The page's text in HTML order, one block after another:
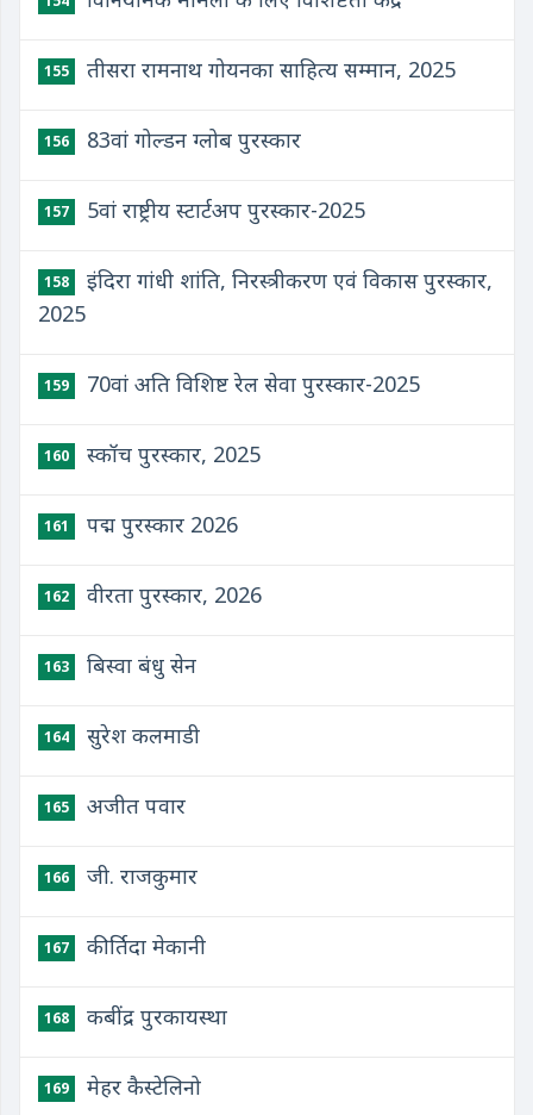
155 तीसरा रामनाथ गोयनका साहित्य सम्मान, 2025
156 83वां गोल्डन ग्लोब पुरस्कार
157 5वां राष्ट्रीय स्टार्टअप पुरस्कार-2025
158
इंदिरा गांधी शांति, निरस्त्रीकरण एवं विकास पुरस्कार,
2025
159 70वां अति विशिष्ट रेल सेवा पुरस्कार-2025
160 स्कॉच पुरस्कार, 2025
161 पद्म पुरस्कार 2026
162 वीरता पुरस्कार, 2026
163 बिस्वा बंधु सेन
164 सुरेश कलमाडी
165 अजीत पवार
166 जी. राजकुमार
167 कीर्तिदा मेकानी
168 कबींद्र पुरकायस्था
169 मेहर कैस्टेलिनो